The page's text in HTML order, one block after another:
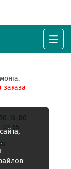
заказа
18-80
97-55